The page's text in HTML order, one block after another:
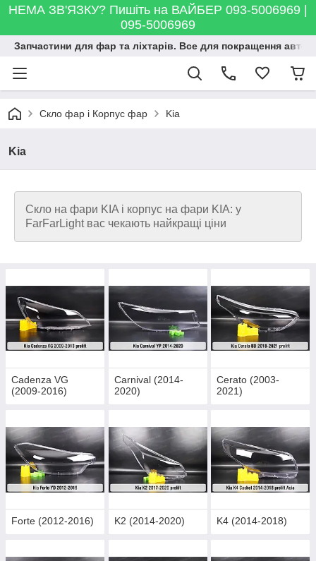
НЕМА ЗВ'ЯЗКУ? Пишіть на ВАЙБЕР 093-5006969 |
095-5006969
Запчастини для фар та ліхтарів. Все для покращення
Скло фар і Корпус фар Kia
Kia
Скло на фари KIA і корпус на фари KIA: у
FarFarLight вас чекають найкращі ціни
Cadenza VG
(2009-2016)
Carnival (2014-
2020)
Cerato (2003-
2021)
Forte (2012-2016) K2 (2014-2020) K4 (2014-2018)